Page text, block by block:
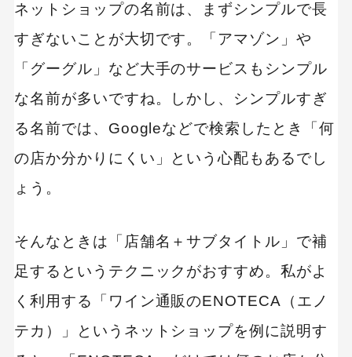
ネットショップの名前は、まずシンプルで長
すぎないことが大切です。「アマゾン」や
「グーグル」など大手のサービスもシンプル
な名前が多いですね。しかし、シンプルすぎ
る名前では、Googleなどで検索したとき「何
の店か分かりにくい」という心配もあるでし
ょう。
そんなときは「店舗名＋サブタイトル」で補
足するというテクニックがおすすめ。私がよ
く利用する「ワイン通販のENOTECA（エノ
テカ）」というネットショップを例に説明す